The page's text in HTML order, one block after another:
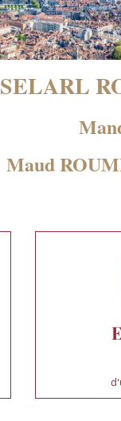
SELARL
Maud